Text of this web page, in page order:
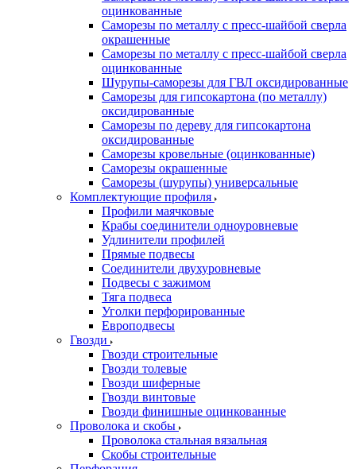
оцинкованные
Саморезы по металлу с пресс-шайбой сверла
окрашенные
Саморезы по металлу с пресс-шайбой сверла
оцинкованные
Шурупы-саморезы для ГВЛ оксидированные
Саморезы для гипсокартона (по металлу)
оксидированные
Саморезы по дереву для гипсокартона
оксидированные
Саморезы кровельные (оцинкованные)
Саморезы окрашенные
Саморезы (шурупы) универсальные
Комплектующие профиля
Профили маячковые
Крабы соединители одноуровневые
Удлинители профилей
Прямые подвесы
Соединители двухуровневые
Подвесы с зажимом
Тяга подвеса
Уголки перфорированные
Европодвесы
Гвозди
Гвозди строительные
Гвозди толевые
Гвозди шиферные
Гвозди винтовые
Гвозди финишные оцинкованные
Проволока и скобы
Проволока стальная вязальная
Скобы строительные